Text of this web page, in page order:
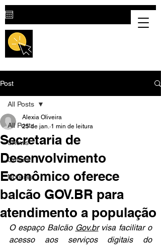
Post
All Posts
Shows
Cultura
Notícias
All Posts
Secretaria de
Desenvolvimento
Econômico oferece
balcão GOV.BR para
atendimento a população
Alexia Oliveira
25 de jan. 1 min de leitura
O espaço Balcão Gov.br visa facilitar o
acesso aos serviços digitais do